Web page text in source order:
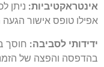
אינטראקטיביות: ניתן
אפילו טופס אישור הגעה
ידידותי לסביבה: חוסך
בהדפסה והפצה של